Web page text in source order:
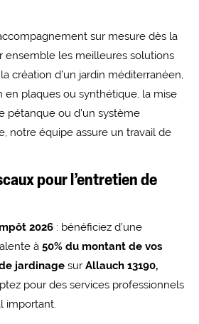
sur mesure dès la
ensemble les meilleures solutions
création d’un jardin méditerranéen,
en plaques ou synthétique, la mise
pétanque ou d’un système
notre équipe assure un travail de
pour l’entretien de
2026 : bénéficiez d’une
à50% du montant de vos
jardinage surAllauch 13190,
pour des services professionnels
important.